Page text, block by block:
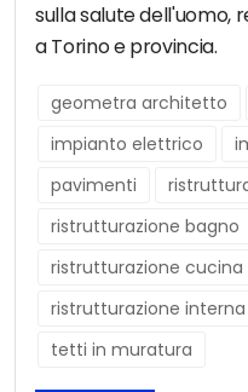
sulla salute dell'uomo,
a Torino e provincia.
geometra architetto
impianto elettrico
pavimenti
ristrutturazione bagno
ristrutturazione cucina
ristrutturazione interna
tetti in muratura